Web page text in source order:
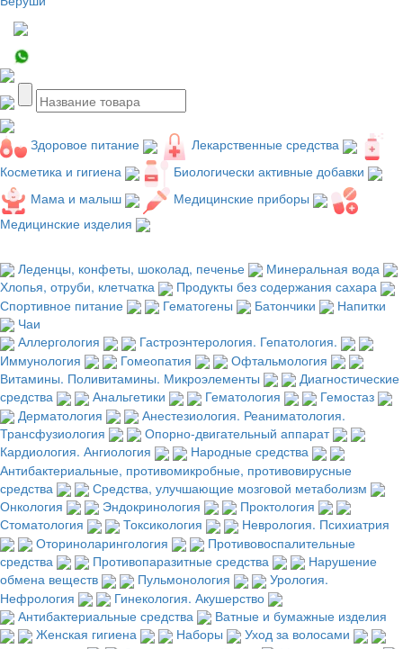
Здоровое питание
Лекарственные средства
Косметика и гигиена
Биологически активные добавки
Мама и малыш
Медицинские приборы
Медицинские изделия
Леденцы, конфеты, шоколад, печенье
Минеральная вода
Хлопья, отруби, клетчатка
Продукты без содержания сахара
Спортивное питание
Гематогены Батончики
Напитки
Чаи
Аллергология
Гастроэнтерология. Гепатология.
Иммунология
Гомеопатия
Офтальмология
Витамины. Поливитамины. Микроэлементы
Диагностические
средства
Анальгетики Гематология
Гемостаз
Дерматология
Анестезиология. Реаниматология.
Трансфузиология
Опорно-двигательный аппарат
Кардиология. Ангиология
Народные средства
Антибактериальные, противомикробные, противовирусные
средства
Средства, улучшающие мозговой метаболизм
Онкология
Эндокринология
Проктология
Стоматология
Токсикология
Неврология. Психиатрия
Оториноларингология
Противовоспалительные
средства
Противопаразитные средства
Нарушение
обмена веществ
Пульмонология
Урология.
Нефрология
Гинекология. Акушерство
Антибактериальные средства
Ватные и бумажные изделия
Женская гигиена
Наборы
Уход за волосами